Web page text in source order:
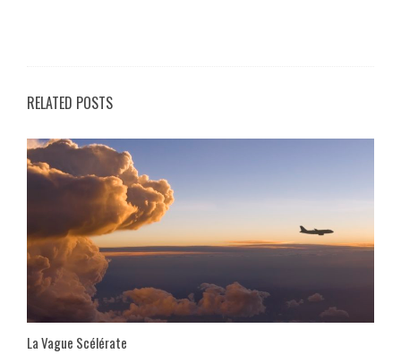
RELATED POSTS
La Vague Scélérate